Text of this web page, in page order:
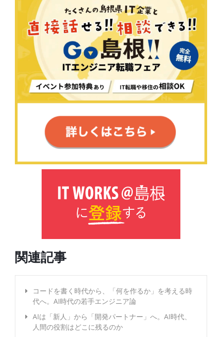
関連記事
コードを書く時代から、「何を作るか」を考える時
代へ。AI時代の若手エンジニア論
AIは「新人」から「開発パートナー」へ。AI時代、
人間の役割はどこに残るのか